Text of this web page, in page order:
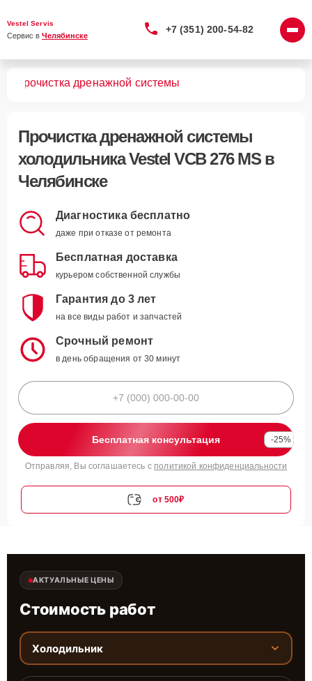
Vestel Servis
Сервис в Челябинске
+7 (351) 200-54-82
Прочистка дренажной системы
Прочистка дренажной системы
холодильника Vestel VCB 276 MS в
Челябинске
Диагностика бесплатно
даже при отказе от ремонта
Бесплатная доставка
курьером собственной службы
Гарантия до 3 лет
на все виды работ и запчастей
Срочный ремонт
в день обращения от 30 минут
Бесплатная консультация -25%
Отправляя, Вы соглашаетесь с политикой конфиденциальности
от 500₽
АКТУАЛЬНЫЕ ЦЕНЫ
Стоимость работ
Холодильник